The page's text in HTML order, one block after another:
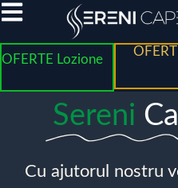
OFERTE Lozione
Sereni
Cu ajutorul nostru